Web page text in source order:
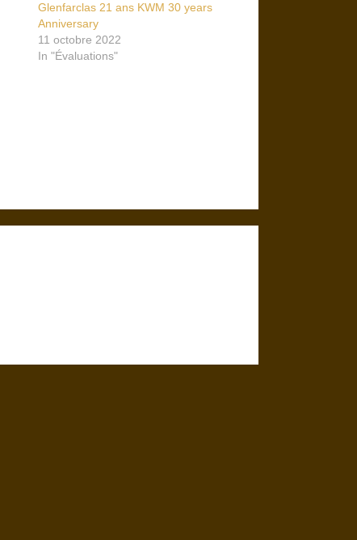
Glenfarclas 21 ans KWM 30 years
Anniversary
11 octobre 2022
In "Évaluations"